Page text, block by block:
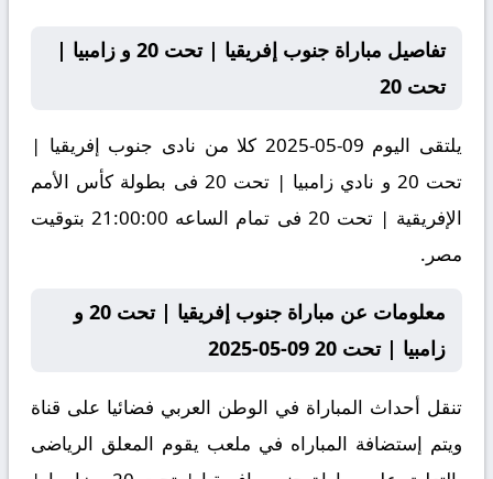
تفاصيل مباراة جنوب إفريقيا | تحت 20 و زامبيا |
تحت 20
يلتقى اليوم 09-05-2025 كلا من نادى جنوب إفريقيا |
تحت 20 و نادي زامبيا | تحت 20 فى بطولة كأس الأمم
الإفريقية | تحت 20 فى تمام الساعه 21:00:00 بتوقيت
مصر.
معلومات عن مباراة جنوب إفريقيا | تحت 20 و
زامبيا | تحت 20 09-05-2025
تنقل أحداث المباراة في الوطن العربي فضائيا على قناة
ويتم إستضافة المباراه في ملعب يقوم المعلق الرياضى